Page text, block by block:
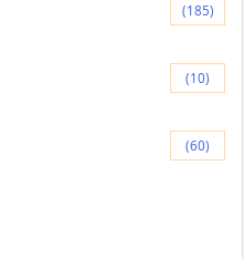
(185)
(10)
(60)